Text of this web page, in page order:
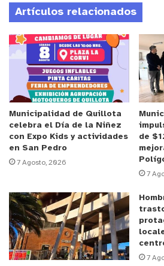
techumbres de las viviendas
antecedente, los
Cámaras de Monitoreo
inmediata a los móviles
cuadrante, los cuales
la calle Esmeralda, lugar
acción delictiva.
Anuncio Patrocinado
Captura en flagrancia
De acuerdo con los
procedimiento policial, los
las vías de acceso de una
del techo. Al notar la llegada
Artículos relacionados
Municipalidad de Quillota
celebra el Día de la Niñez
con Expo Kids y actividades
en San Pedro
7 Agosto, 2026
de
7
7